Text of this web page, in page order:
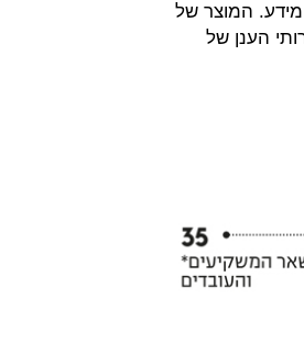
מידע. המוצר של
הענן של